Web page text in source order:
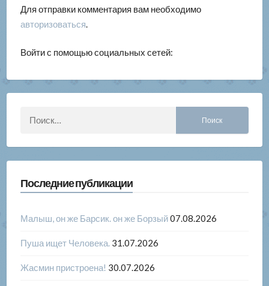
Для отправки комментария вам необходимо
авторизоваться.
Войти с помощью социальных сетей:
Последние публикации
Малыш, он же Барсик. он же Борзый07.08.2026
Пуша ищет Человека. 31.07.2026
Жасмин пристроена! 30.07.2026